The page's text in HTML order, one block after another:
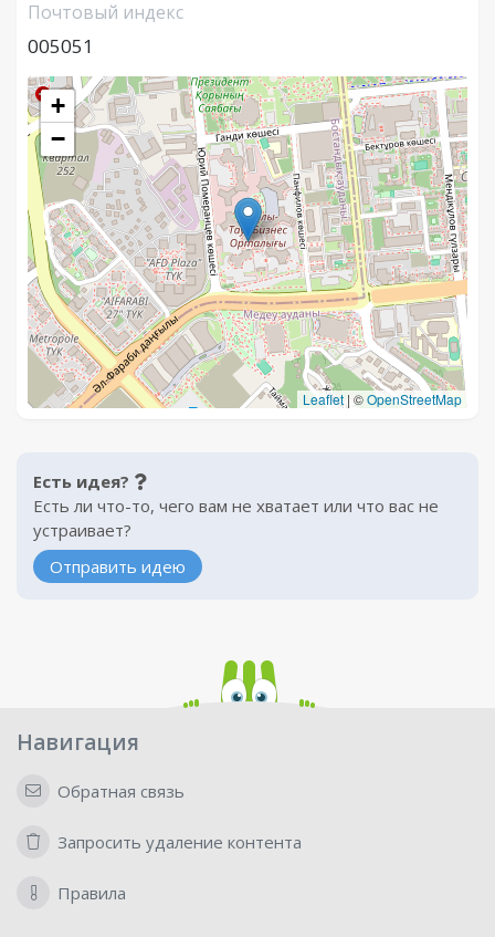
Почтовый индекс
005051
+
−
Leaflet | ©OpenStreetMap
Есть идея?
Есть ли что-то, чего вам не хватает или что вас не
устраивает?
Отправить идею
Навигация
Обратная связь
Запросить удаление контента
Правила